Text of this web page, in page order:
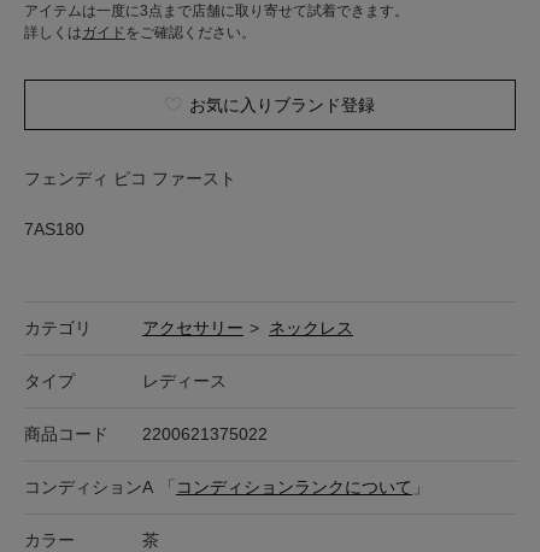
アイテムは一度に3点まで店舗に取り寄せて試着できます。
詳しくはガイド をご確認ください。
お気に入りブランド登録
フェンディ ピコ ファースト
7AS180
カテゴリ アクセサリー > ネックレス
タイプ レディース
商品コード 2200621375022
コンディションA 「 コンディションランクについて 」
カラー 茶